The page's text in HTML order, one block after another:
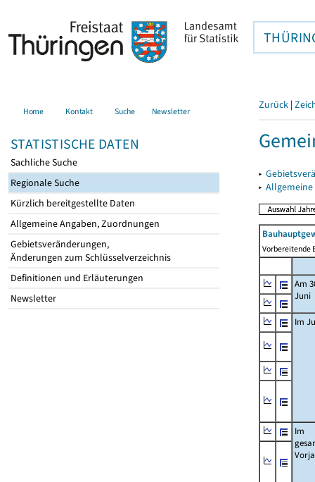
Home Kontakt Suche Newsletter
STATISTISCHE DATEN
Sachliche Suche
Regionale Suche
Kürzlich bereitgestellte Daten
Allgemeine Angaben, Zuordnungen
Gebietsveränderungen,
Änderungen zum Schlüsselverzeichnis
Definitionen und Erläuterungen
Newsletter
Zurück |
▸
▸
Vorbereitende
Am
Juni
Im
Im